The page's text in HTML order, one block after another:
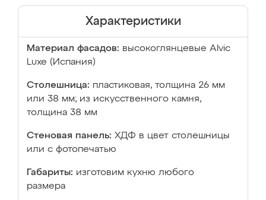
Характеристики
Материал фасадов: высокоглянцевые Аlvic
Luxe (Испания)
Столешница: пластиковая, толщина 26 мм
или 38 мм; из искусственного камня,
толщина 38 мм
Стеновая панель: ХДФ в цвет столешницы
или с фотопечатью
Габариты: изготовим кухню любого
размера